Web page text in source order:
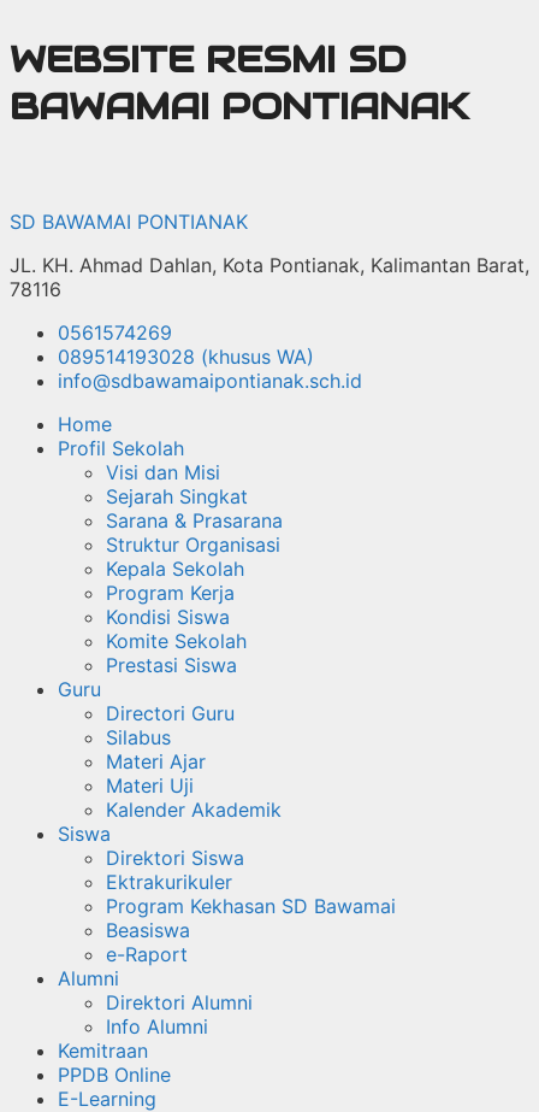
Langsung
ke
isi
WEBSITE RESMI SD
BAWAMAI PONTIANAK
SD BAWAMAI PONTIANAK
JL. KH. Ahmad Dahlan, Kota Pontianak, Kalimantan Barat,
78116
0561574269
089514193028 (khusus WA)
info@sdbawamaipontianak.sch.id
Home
Profil Sekolah
Visi dan Misi
Sejarah Singkat
Sarana & Prasarana
Struktur Organisasi
Kepala Sekolah
Program Kerja
Kondisi Siswa
Komite Sekolah
Prestasi Siswa
Guru
Directori Guru
Silabus
Materi Ajar
Materi Uji
Kalender Akademik
Siswa
Direktori Siswa
Ektrakurikuler
Program Kekhasan SD Bawamai
Beasiswa
e-Raport
Alumni
Direktori Alumni
Info Alumni
Kemitraan
PPDB Online
E-Learning